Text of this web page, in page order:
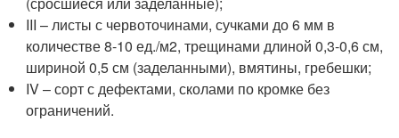
III – листы с червоточинами, сучками до 6 мм в
количестве 8-10 ед./м2, трещинами длиной 0,3-0,6 см,
шириной 0,5 см (заделанными), вмятины, гребешки;
IV – сорт с дефектами, сколами по кромке без
ограничений.